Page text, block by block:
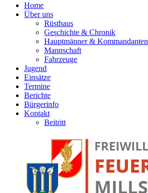
Home
Über uns
Rüsthaus
Geschichte & Chronik
Hauptmänner & Kommandanten
Mannschaft
Fahrzeuge
Jugend
Einsätze
Termine
Berichte
Bürgerinfo
Kontakt
Beitritt